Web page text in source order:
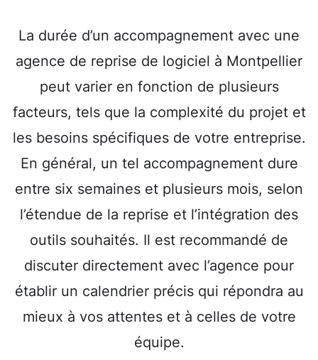
La durée d’un accompagnement avec une
agence de reprise de logiciel à Montpellier
peut varier en fonction de plusieurs
facteurs, tels que la complexité du projet et
les besoins spécifiques de votre entreprise.
En général, un tel accompagnement dure
entre six semaines et plusieurs mois, selon
l’étendue de la reprise et l’intégration des
outils souhaités. Il est recommandé de
discuter directement avec l’agence pour
établir un calendrier précis qui répondra au
mieux à vos attentes et à celles de votre
équipe.